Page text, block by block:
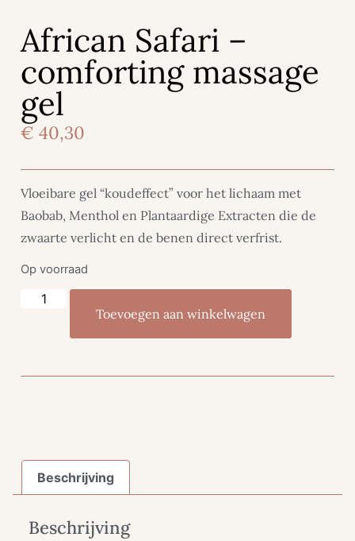
African Safari –
comforting massage
gel
€ 40,30
Vloeibare gel “koudeffect” voor het lichaam met
Baobab, Menthol en Plantaardige Extracten die de
zwaarte verlicht en de benen direct verfrist.
Op voorraad
Toevoegen aan winkelwagen
Beschrijving
Beschrijving